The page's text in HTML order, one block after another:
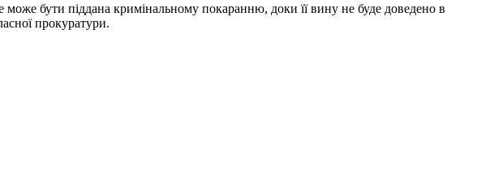
бути піддана кримінальному покаранню, доки її вину не буде доведено в
прокуратури.